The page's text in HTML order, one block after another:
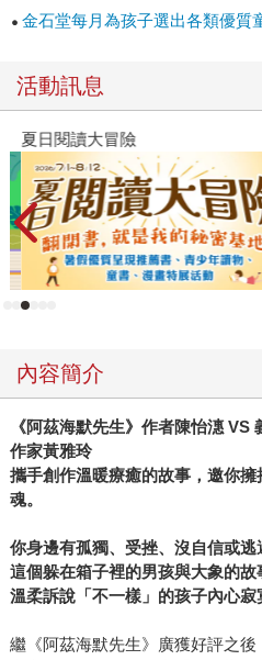
他眼中的哥哥，除了言行和喜好
至是大人，本身就存在著一些
平實淡然的情境和敘說口吻，
間。 如何對待不一樣的孩子、
故事一樣，轉為柔和，或者，
一樣」的人們，可以稍稍放下
網路時代，人們的交流看似熱
著也猜不透的孤寂。《藏在箱
定自閉兒，但你我身邊的社恐
的縮影，內心藏著巨大的孤獨
要一個安穩的倚靠。那個靜靜陪
金石堂每月為孩子選出各類優質
活動訊息
夏日閱讀大冒險
內容簡介
《阿茲海默先生》作者陳怡潓
作家黃雅玲
攜手創作溫暖療癒的故事，邀你
魂。
你身邊有孤獨、受挫、沒自信或逃
這個躲在箱子裡的男孩與大象的故
溫柔訴說「不一樣」的孩子內心寂
繼《阿茲海默先生》廣獲好評之